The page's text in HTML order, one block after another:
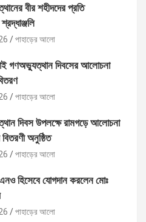
বীর শহীদদের প্রতি
পাহাড়ের আলো
গণঅভ্যুত্থান দিবসের আলোচনা
পাহাড়ের আলো
দিবস উপলক্ষে রামগড়ে আলোচনা
অনুষ্ঠিত
পাহাড়ের আলো
হিসেবে যোগদান করলেন মোঃ
পাহাড়ের আলো